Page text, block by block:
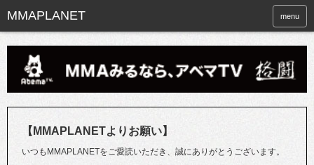
menu
【MMAPLANETよりお願い】
いつもMMAPLANETをご愛読いただき、誠にありがとうございます。